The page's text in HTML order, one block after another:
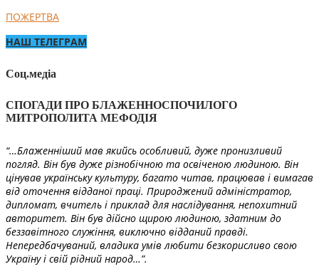
ПОЖЕРТВА
НАШ ТЕЛЕГРАМ
Соц.медіа
СПОГАДИ ПРО БЛАЖЕННОСПОЧИЛОГО
МИТРОПОЛИТА МЕФОДІЯ
“…Блаженніший мав якийсь особливий, дуже пронизливий
погляд. Він був дуже різнобічною та освіченою людиною. Він
цінував українську культуру, багато читав, працював і вимагав
від оточення відданої праці. Природжений адміністратор,
дипломат, вчитель і приклад для наслідування, непохитний
авторитет. Він був дійсно щирою людиною, здатним до
беззавітного служіння, виключно відданий правді.
Непередбачуваний, владика умів любити безкорисливо свою
Україну і свій рідний народ…”.